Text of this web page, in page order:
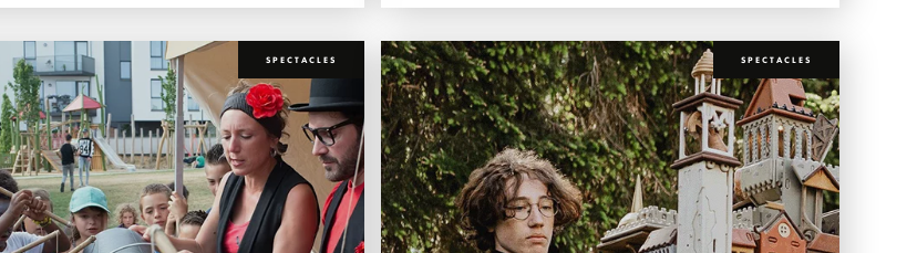
SPECTACLES SPECTACLES